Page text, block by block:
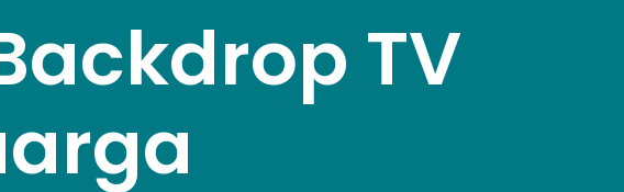
TV